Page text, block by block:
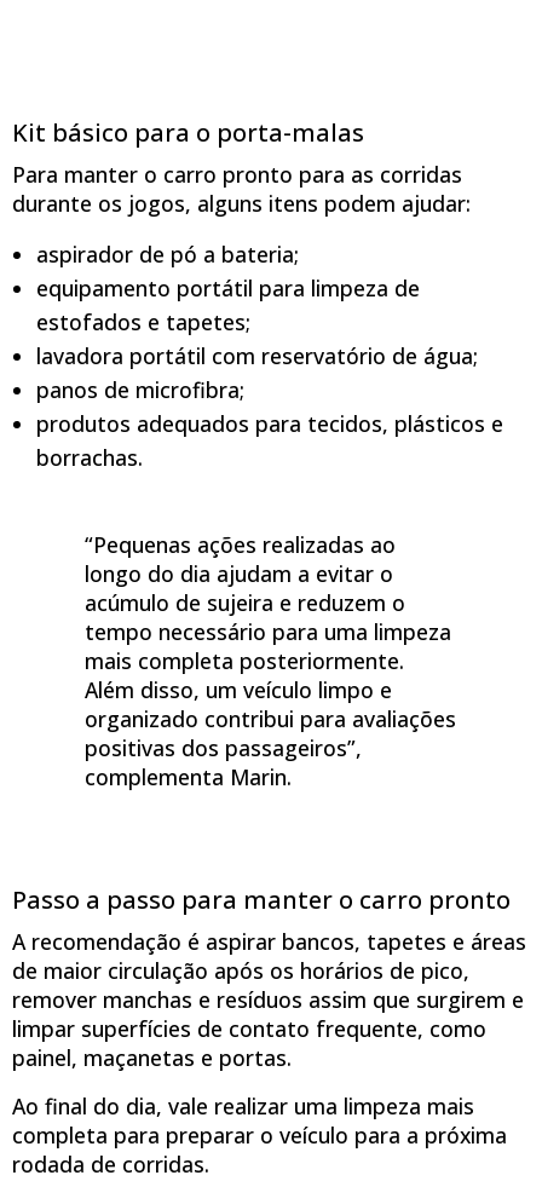
Kit básico para o porta-malas
Para manter o carro pronto para as corridas
durante os jogos, alguns itens podem ajudar:
aspirador de pó a bateria;
equipamento portátil para limpeza de
estofados e tapetes;
lavadora portátil com reservatório de água;
panos de microfibra;
produtos adequados para tecidos, plásticos e
borrachas.
“Pequenas ações realizadas ao
longo do dia ajudam a evitar o
acúmulo de sujeira e reduzem o
tempo necessário para uma limpeza
mais completa posteriormente.
Além disso, um veículo limpo e
organizado contribui para avaliações
positivas dos passageiros”,
complementa Marin.
Passo a passo para manter o carro pronto
A recomendação é aspirar bancos, tapetes e áreas
de maior circulação após os horários de pico,
remover manchas e resíduos assim que surgirem e
limpar superfícies de contato frequente, como
painel, maçanetas e portas.
Ao final do dia, vale realizar uma limpeza mais
completa para preparar o veículo para a próxima
rodada de corridas.